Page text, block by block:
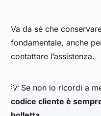
Va da sé che
fondamentale, anche
contattare l’assistenza.
💡 Se non lo ricordi a
codice cliente è